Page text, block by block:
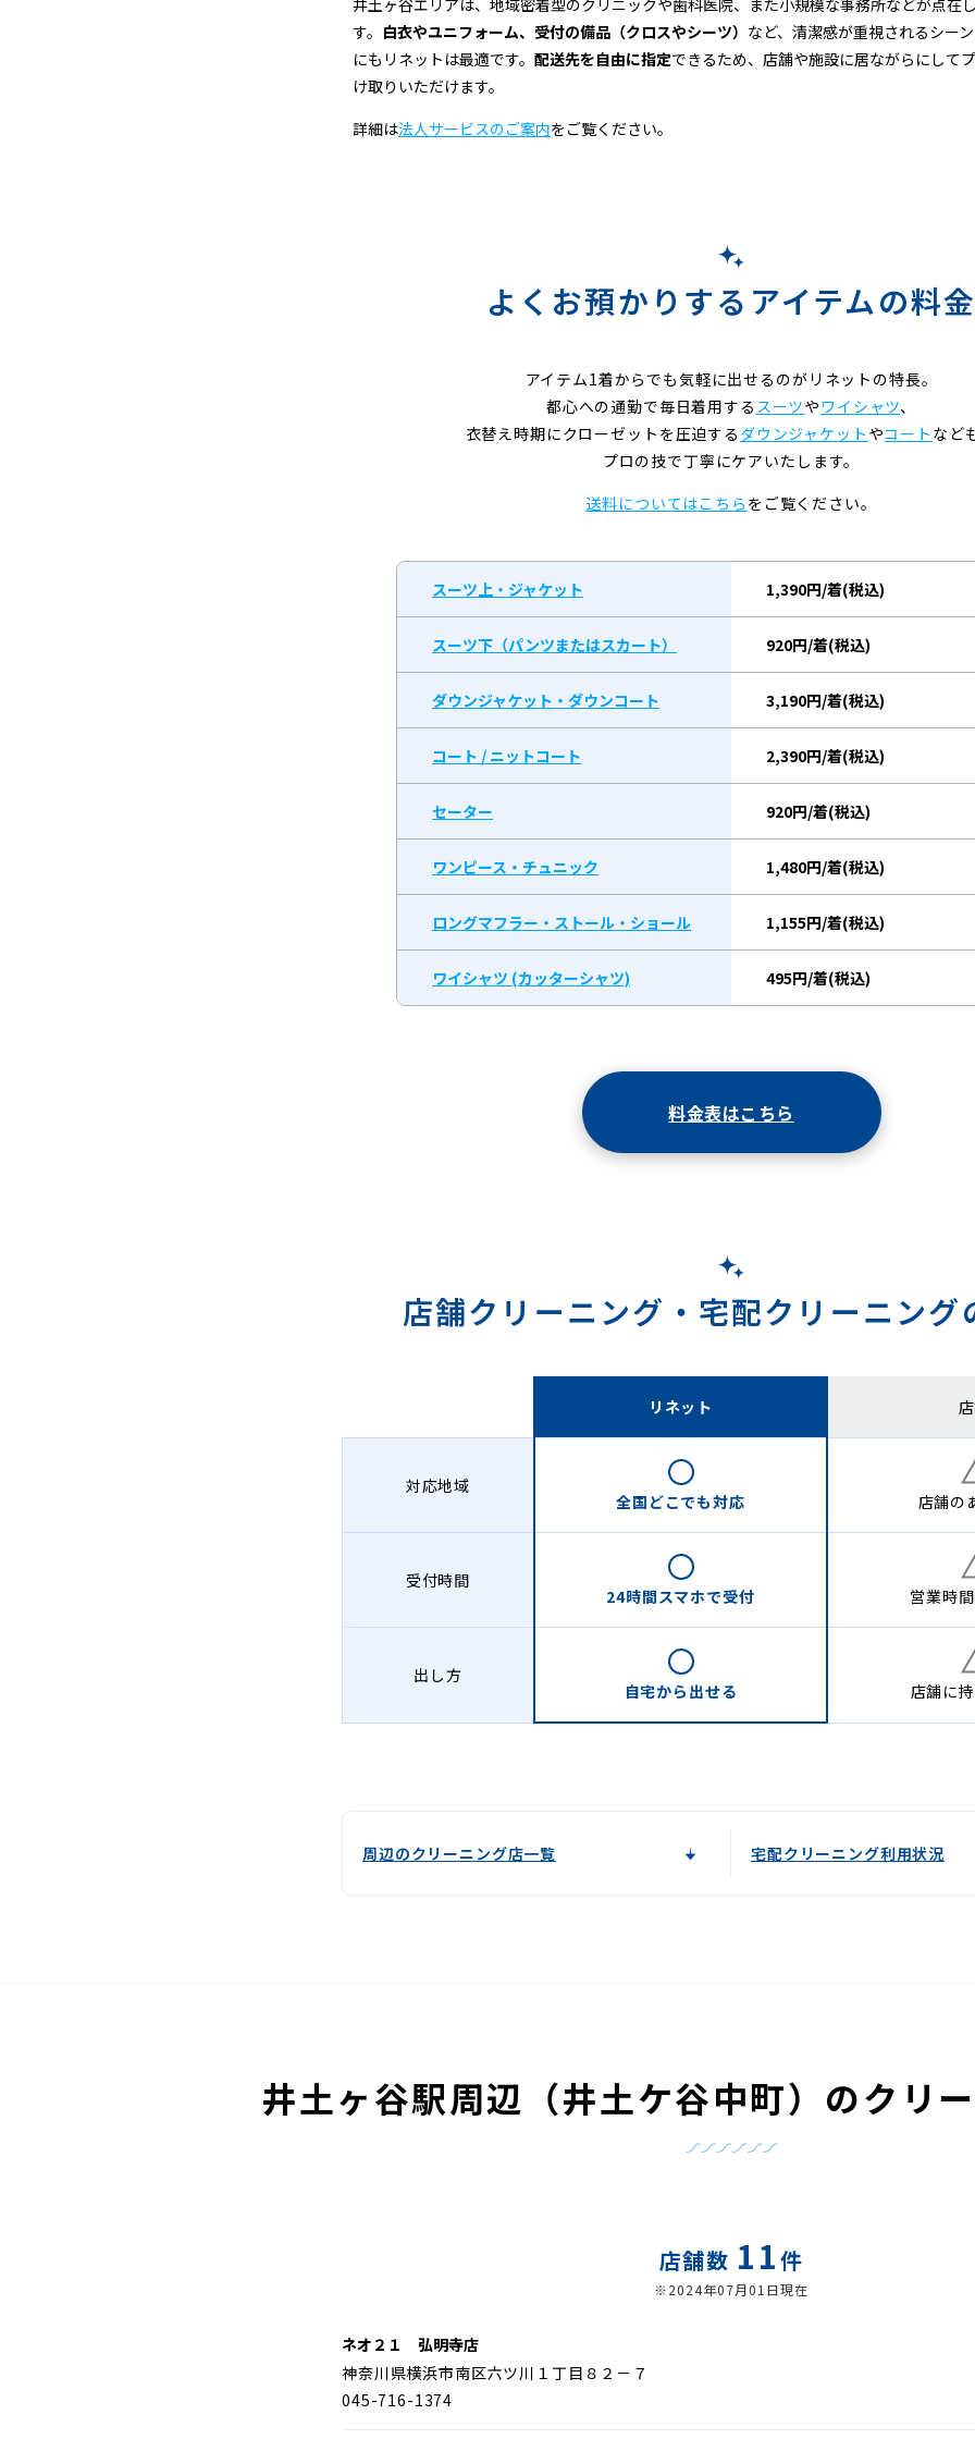
井土ヶ谷エリアは、地域密着型のクリニックや歯科医院、また小規模な事務所などが点在
す。 白衣やユニフォーム、受付の備品（クロスやシーツ） など、清潔感が重視されるシー
にもリネットは最適です。 配送先を自由に指定できるため、店舗や施設に居ながらにして
け取りいただけます。
詳細は法人サービスのご案内をご覧ください。
よくお預かりするアイテムの料金
アイテム1着からでも気軽に出せるのがリネットの特長。
都心への通勤で毎日着用する スーツやワイシャツ、
衣替え時期にクローゼットを圧迫する ダウンジャケット やコート など
プロの技で丁寧にケアいたします。
送料についてはこちら をご覧ください。
スーツ上・ジャケット 1,390円/着(税込)
スーツ下（パンツまたはスカート） 920円/着(税込)
ダウンジャケット・ダウンコート 3,190円/着(税込)
コート / ニットコート 2,390円/着(税込)
セーター 920円/着(税込)
ワンピース・チュニック 1,480円/着(税込)
ロングマフラー・ストール・ショール 1,155円/着(税込)
ワイシャツ (カッターシャツ) 495円/着(税込)
料金表はこちら
店舗クリーニング・ 宅配クリーニング
リネット
対応地域
全国どこでも対応 店舗の
受付時間
24時間スマホで受付 営業時
出し方
自宅から 出せる 店舗に
周辺のクリーニング店一覧 宅配クリーニング利用状況
井土ヶ谷駅周辺（井土ケ谷中町）のクリ
店舗数 11件
※2024年07月01日現在
ネオ２１ 弘明寺店
神奈川県横浜市南区六ツ川１丁目８２－７
045-716-1374